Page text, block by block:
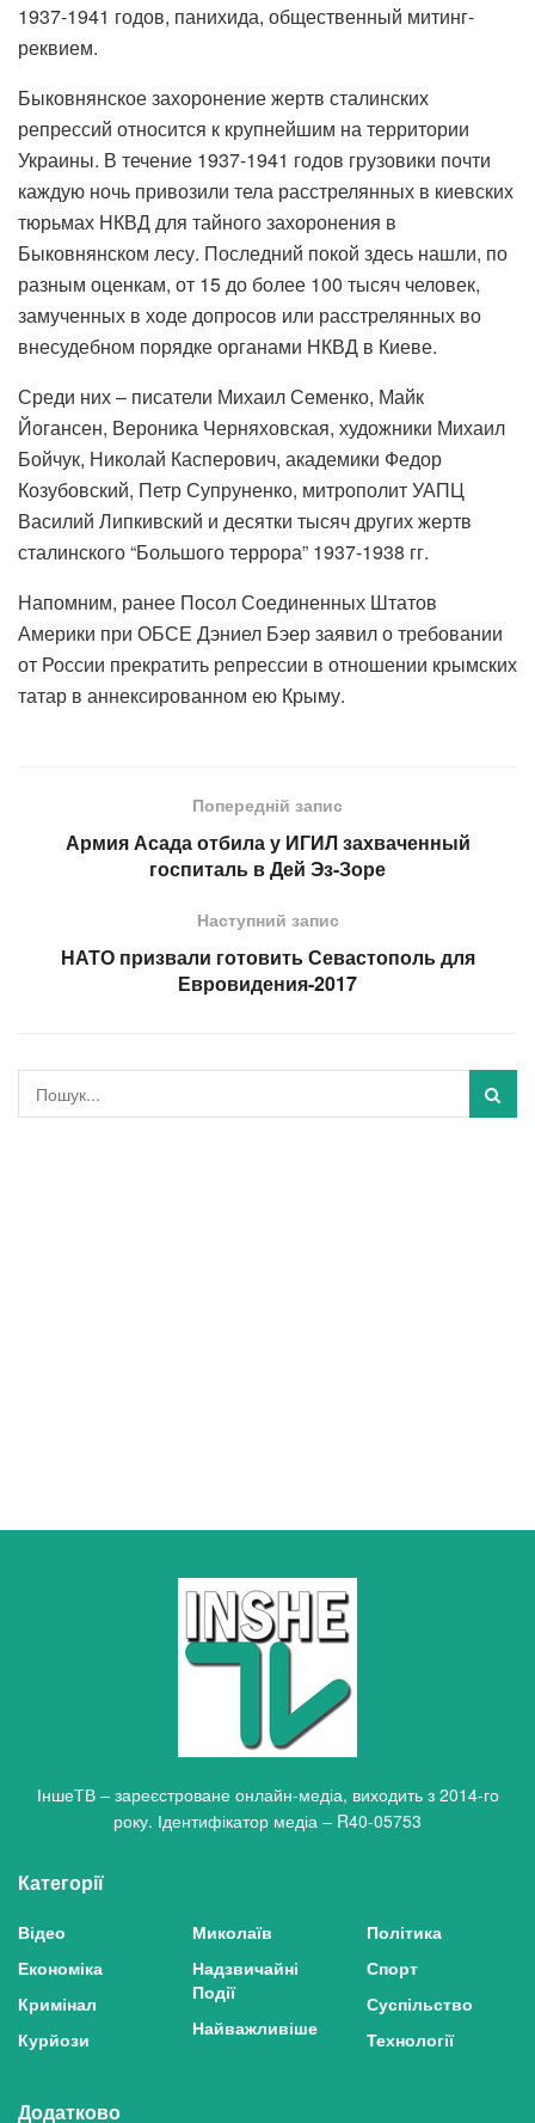
1937-1941 годов, панихида, общественный митинг-
реквием.
Быковнянское захоронение жертв сталинских
репрессий относится к крупнейшим на территории
Украины. В течение 1937-1941 годов грузовики почти
каждую ночь привозили тела расстрелянных в киевских
тюрьмах НКВД для тайного захоронения в
Быковнянском лесу. Последний покой здесь нашли, по
разным оценкам, от 15 до более 100 тысяч человек,
замученных в ходе допросов или расстрелянных во
внесудебном порядке органами НКВД в Киеве.
Среди них – писатели Михаил Семенко, Майк
Йогансен, Вероника Черняховская, художники Михаил
Бойчук, Николай Касперович, академики Федор
Козубовский, Петр Супруненко, митрополит УАПЦ
Василий Липкивский и десятки тысяч других жертв
сталинского “Большого террора” 1937-1938 гг.
Напомним, ранее Посол Соединенных Штатов
Америки при ОБСЕ Дэниел Бэер заявил о требовании
от России прекратить репрессии в отношении крымских
татар в аннексированном ею Крыму.
Попередній запис
Армия Асада отбила у ИГИЛ захваченный
госпиталь в Дей Эз-Зоре
Наступний запис
НАТО призвали готовить Севастополь для
Евровидения-2017
ІншеТВ – зареєстроване онлайн-медіа, виходить з 2014-го
року. Ідентифікатор медіа – R40-05753
Категорії
Відео
Економіка
Кримінал
Курйози
Миколаїв
Надзвичайні
Події
Найважливіше
Політика
Спорт
Суспільство
Технології
Додатково